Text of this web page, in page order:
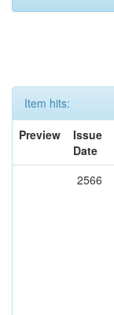
Item hits:
Preview
Issue
Date
2566